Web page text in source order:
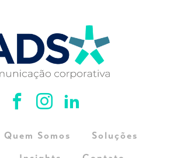
Quem Somos
Soluções